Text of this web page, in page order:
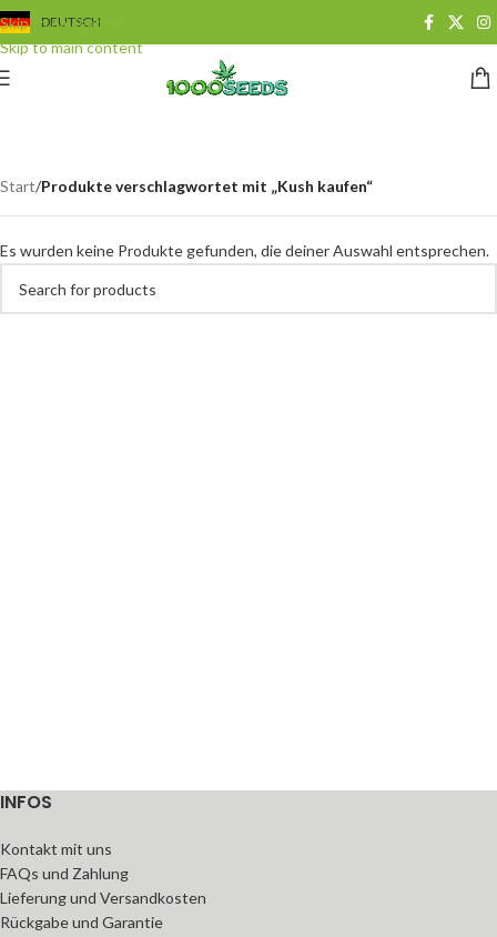
Skip to navigation
Skip to main content
DEUTSCH
Start/Produkte verschlagwortet mit „Kush kaufen“
Es wurden keine Produkte gefunden, die deiner Auswahl entsprechen.
INFOS
Kontakt mit uns
FAQs und Zahlung
Lieferung und Versandkosten
Rückgabe und Garantie